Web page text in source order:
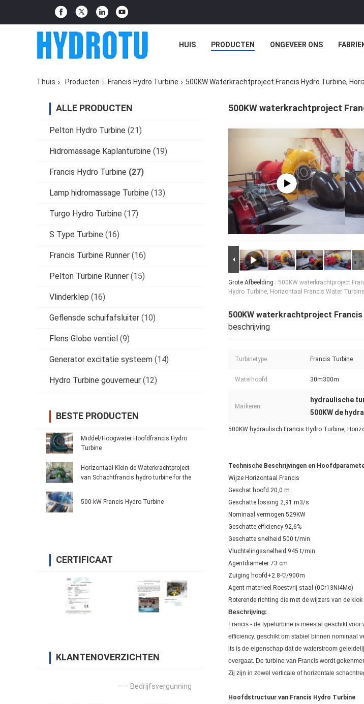
HUIS PRODUCTEN ONGEVEER ONS
Thuis Producten Francis Hydro Turbine 500KW Waterkrachtproject Francis Hydro Turbine,
ALLE PRODUCTEN
Pelton Hydro Turbine (21)
Hidromassage Kaplanturbine (19)
Francis Hydro Turbine (27)
Lamp hidromassage Turbine (13)
Turgo Hydro Turbine (17)
S Type Turbine (16)
Francis Turbine Runner (16)
Pelton Turbine Runner (15)
Vlinderklep (16)
Geflensde schuifafsluiter (10)
Flens Globe ventiel (9)
Generator excitatie systeem (14)
Hydro Turbine gouverneur (12)
BESTE PRODUCTEN
Middel/Hoogwater Hoofdfrancis Hydro
Turbine
Horizontaal Klein de Waterkrachtproject
van Schachtfrancis hydro turbine for the
500 kW Francis Hydro Turbine
CERTIFICAAT
KLANTENOVERZICHTEN
—— Bedrijfsvergunning
500KW waterkrachtproject
Grote Afbeelding : 500KW waterkrachtproject
Hydro Turbine, Horizontaal Francis Water Turbine
500KW waterkrachtproject
beschrijving
Turbinetype: Francis Turbine
Waterhoofd: 30m300m
Markeren:
hydraulische
500KW de
500KW hydraulisch Francis Hydro Turbine,
Technische Beschrijvingen en
Wijze Horizontaal Francis
Geschat hoofd 20,0 m
Geschatte lossing 2,91 m3/s
Nominaal vermogen 529KW
Geschatte efficiency 92,6%
Geschatte snelheid 500 t/min
Vluchtelingssnelheid 945 t/min
Agentdiameter 73 cm
Zuiging hoofd+2.8-▽/900m
Agent materieel Roestvrij staal (0Cr13Ni4Mo)
Roterende richting die met de wijzers van de
Beschrijving:
Francis - de typeturbine is meestal geschikt
efficiency. geschikt om stabiel binnen nominaal
lts is de eigenschap dat de waterstroom
overgaat. De turbine van Francis wordt
Zij zijn in zowel verticale of horizontale
Hoofdstructuur van Francis Hydro Turbine